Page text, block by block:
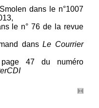
fictive (2) - Un
on sait que ce
ne se remettra.
sur le site
dans le n°1007
le n° 76 de la revue
dansLe Courrier
47 du numéro